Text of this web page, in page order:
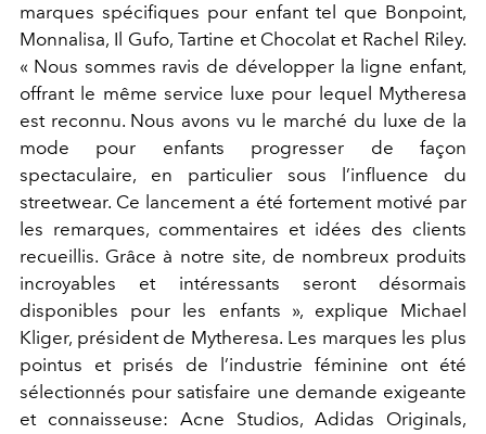
marques spécifiques pour enfant tel que Bonpoint,
Monnalisa, Il Gufo, Tartine et Chocolat et Rachel Riley.
« Nous sommes ravis de développer la ligne enfant,
offrant le même service luxe pour lequel Mytheresa
est reconnu. Nous avons vu le marché du luxe de la
mode pour enfants progresser de façon
spectaculaire, en particulier sous l’influence du
streetwear. Ce lancement a été fortement motivé par
les remarques, commentaires et idées des clients
recueillis. Grâce à notre site, de nombreux produits
incroyables et intéressants seront désormais
disponibles pour les enfants », explique Michael
Kliger, président de Mytheresa. Les marques les plus
pointus et prisés de l’industrie féminine ont été
sélectionnés pour satisfaire une demande exigeante
et connaisseuse: Acne Studios, Adidas Originals,